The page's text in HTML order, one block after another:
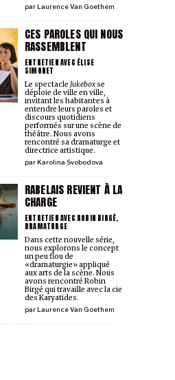
parLaurence Van Goethem
CES PAROLES QUI NOUS
RASSEMBLENT
ENTRETIEN AVEC ÉLISE
SIMONET
parKarolina Svobodova
Le spectacle Jukebox se
déploie de ville en ville,
invitant les habitant·es à
entendre leurs paroles et
discours quotidiens
performés sur une scène de
théâtre. Nous avons
rencontré sa dramaturge et
directrice artistique.
RABELAIS REVIENT À LA
CHARGE
ENTRETIEN AVEC ROBIN BIRGÉ,
DRAMATURGE
parLaurence Van Goethem
Dans cette nouvelle série,
nous explorons le concept
un peu flou de
«dramaturgie» appliqué
aux arts de la scène. Nous
avons rencontré Robin
Birgé qui travaille avec la cie
des Karyatides.